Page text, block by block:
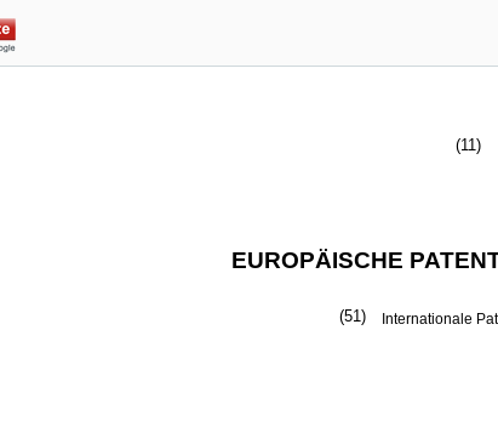
(11)
EUROPÄISCHE
(51) Internationale